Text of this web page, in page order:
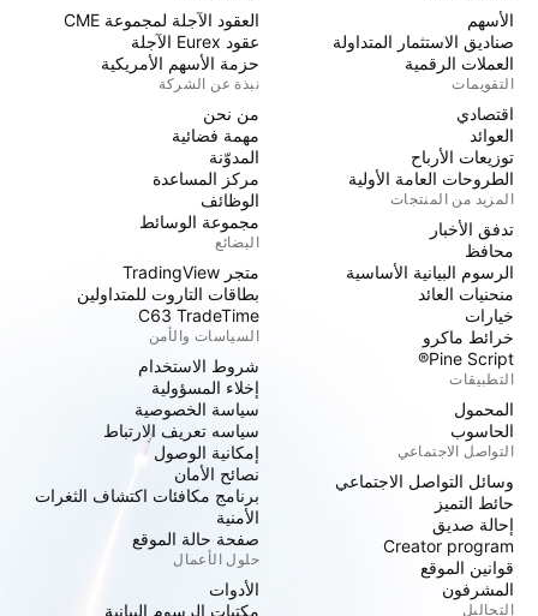
الأسهم
صناديق الاستثمار المتداولة
العملات الرقمية
التقويمات
اقتصادي
العوائد
توزيعات الأرباح
الطروحات العامة الأولية
المزيد من المنتجات
تدفق الأخبار
محافظ
الرسوم البيانية الأساسية
منحنيات العائد
خيارات
خرائط ماكرو
Pine Script®
التطبيقات
المحمول
الحاسوب
التواصل الاجتماعي
وسائل التواصل الاجتماعي
حائط التميز
إحالة صديق
Creator program
قوانين الموقع
المشرفون
التحاليل
العقود الآجلة لمجموعة CME
عقود Eurex الآجلة
حزمة الأسهم الأمريكية
نبذة عن الشركة
من نحن
مهمة فضائية
المدوّنة
مركز المساعدة
الوظائف
مجموعة الوسائط
البضائع
متجر TradingView
بطاقات التاروت للمتداولين
C63 TradeTime
السياسات والأمن
شروط الاستخدام
إخلاء المسؤولية
سياسة الخصوصية
سياسه تعريف الارتباط
إمكانية الوصول
نصائح الأمان
برنامج مكافئات اكتشاف الثغرات
الأمنية
صفحة حالة الموقع
حلول الأعمال
الأدوات
مكتبات الرسوم البيانية